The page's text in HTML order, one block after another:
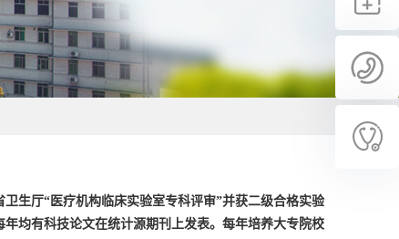
卫生厅“医疗机构临床实验室专科评审”并获二级合格实验
均有科技论文在统计源期刊上发表。每年培养大专院校